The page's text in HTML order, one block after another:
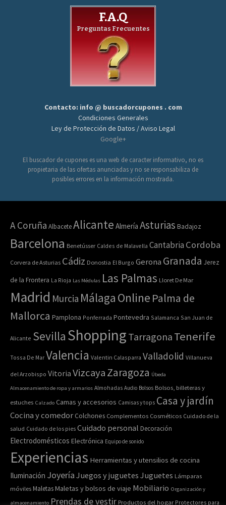
F.A.Q
Preguntas Frecuentes
Contacto: info @ buscadorcupones . com
Condiciones Generales
Ley de Protección de Datos / Aviso Legal
Google+
El buscador de cupones es una web de caracter informativo, no es
propietaria de las ofertas anunciadas y no se responsabiliza de
posibles errores en la información mostrada.
A Coruña AlbaceteAlicante Almería Asturias Badajoz
Barcelona Benetússer Caldes de Malavella Cantabria Cordoba
Corvera de Asturias Cádiz Donostia El Burgo Gerona Granada Jerez
de la Frontera La Rioja Las Médulas Las Palmas Lloret De Mar
Madrid Murcia Málaga Online Palma de
Mallorca Pamplona Ponferrada Pontevedra Salamanca San Juan de
Alicante Sevilla Shopping Tarragona Tenerife
Tossa De Mar Valencia Valentin Calasparra Valladolid Villanueva
del Arzobispo Vitoria VizcayaZaragoza Úbeda
Almacenamiento de ropa y armarios Almohadas Audio Bolsos Bolsos, billeteras y
estuches Calzado Camas y accesorios Camisas y tops Casa y jardín
Cocina y comedor Colchones Complementos Cosméticos Cuidado de la
salud Cuidado de los pies Cuidado personal Decoración
Electrodomésticos Electrónica Equipo de sonido
Experiencias Herramientas y utensilios de cocina
Iluminación Joyería Juegos y juguetes Juguetes Lámparas
móviles MaletasMaletas y bolsos de viaje Mobiliario Organización y
almacenamiento Prendas de vestir Productos del hogar Protectores para